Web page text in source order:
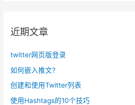
近期文章
twitter网页版登录
如何嵌入推文?
创建和使用Twitter列表
使用Hashtags的10个技巧